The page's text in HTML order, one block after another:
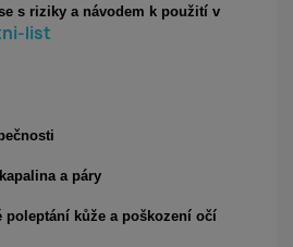
s riziky a návodem k použití v
list
a páry
poleptání kůže a poškození očí